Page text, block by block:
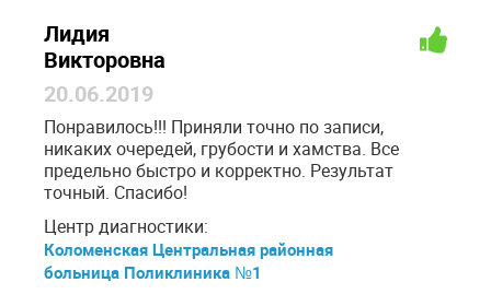
Лидия
Викторовна
20.06.2019
Понравилось!!! Приняли точно по записи,
никаких очередей, грубости и хамства. Все
предельно быстро и корректно. Результат
точный. Спасибо!
Центр диагностики:
Коломенская Центральная районная
больница Поликлиника №1